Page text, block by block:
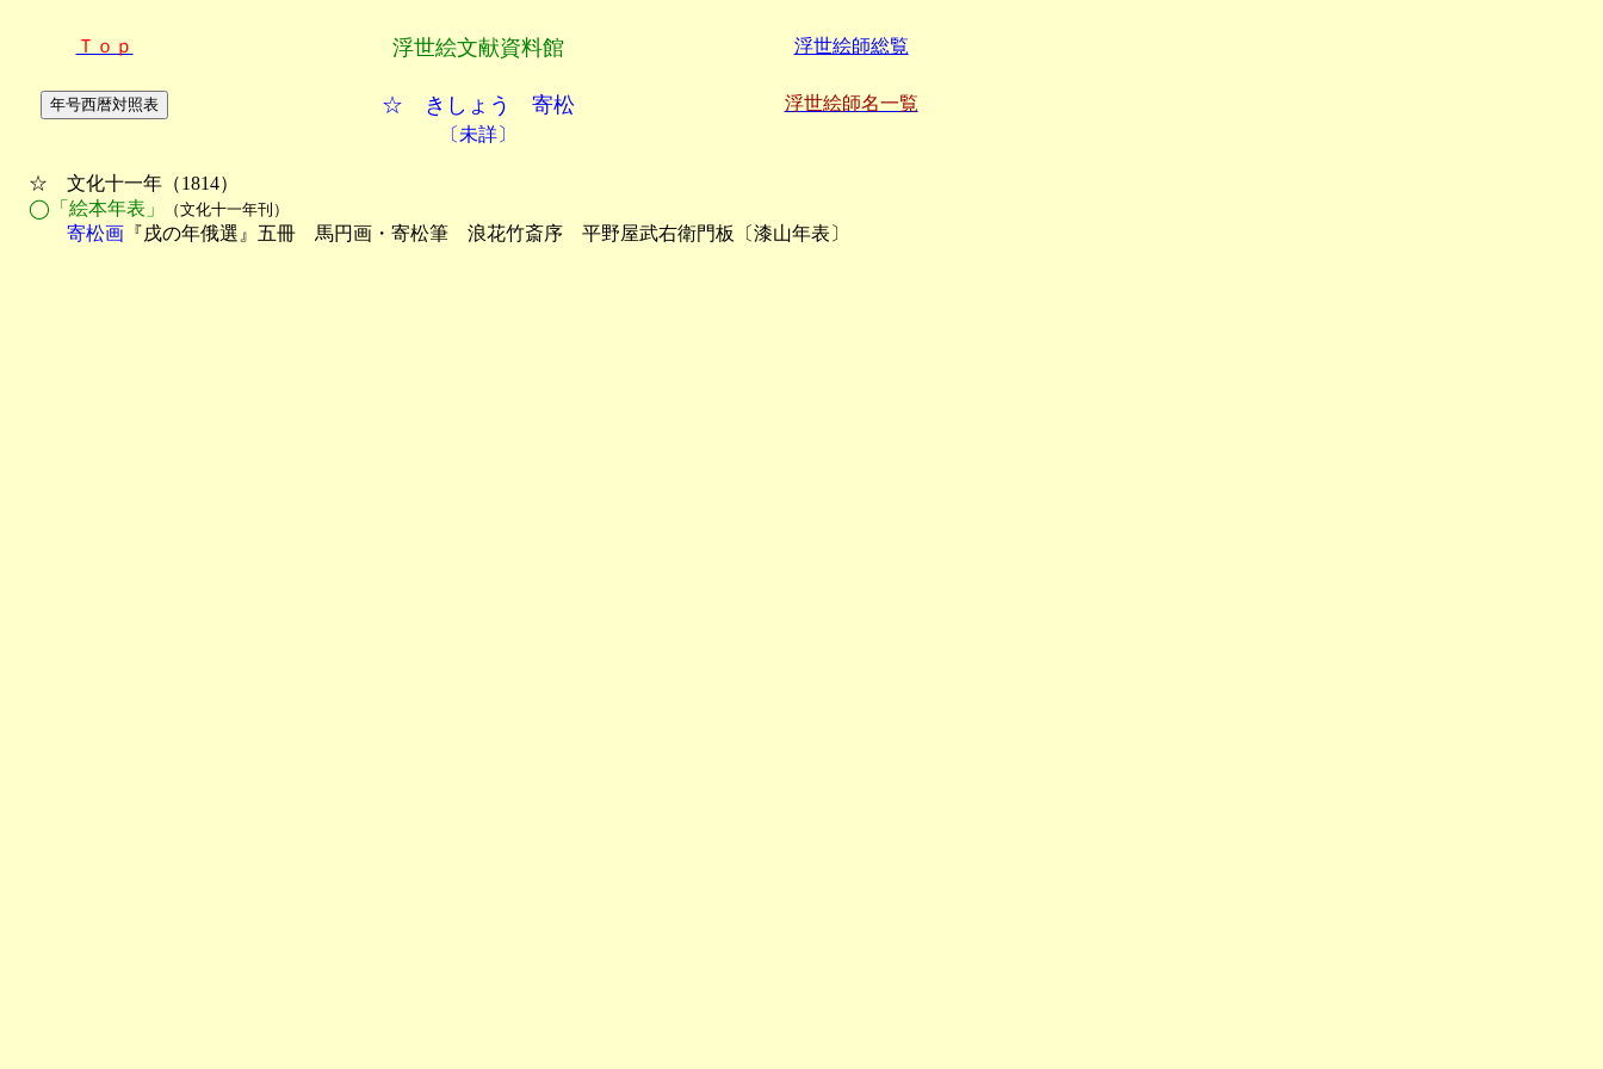
Ｔｏｐ 浮世絵文献資料館 浮世絵師総覧
☆ きしょう 寄松
浮世絵師名一覧
〔未詳〕
☆　文化十一年（1814）
◯「絵本年表」
（文化十一年刊）
寄松画